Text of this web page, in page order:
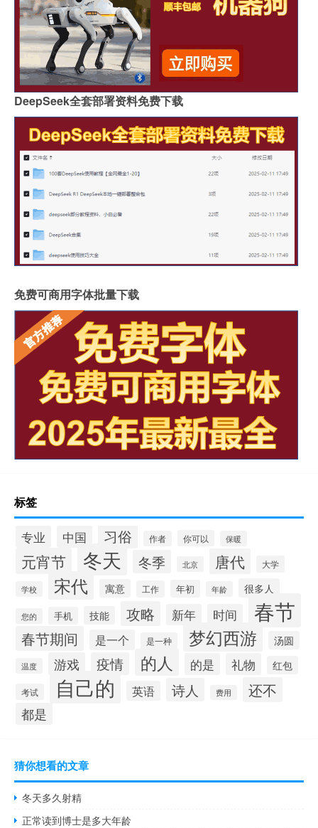
DeepSeek全套部署资料免费下载
免费可商用字体批量下载
标签
专业 中国 习俗 作者 你可以 保暖
元宵节 冬天 冬季 北京 唐代 大学
学校 宋代 寓意 工作 年初 年龄 很多人
您的 手机 技能 攻略 新年 时间 春节
春节期间 是一个 是一种 梦幻西游 汤圆
温度 游戏 疫情 的人 的是 礼物 红包
考试 自己的 英语 诗人 费用 还不
都是
猜你想看的文章
冬天多久射精
正常读到博士是多大年龄